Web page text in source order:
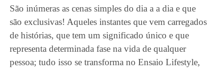
São inúmeras as cenas simples do dia a a dia e que
são exclusivas! Aqueles instantes que vem carregados
de histórias, que tem um significado único e que
representa determinada fase na vida de qualquer
pessoa; tudo isso se transforma no Ensaio Lifestyle,